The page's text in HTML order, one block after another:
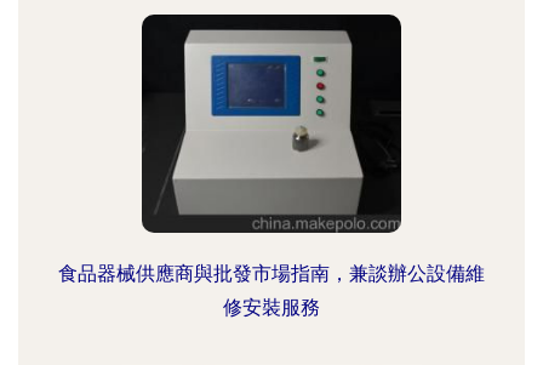
食品器械供應商與批發市場指南，兼談辦公設備維
修安裝服務